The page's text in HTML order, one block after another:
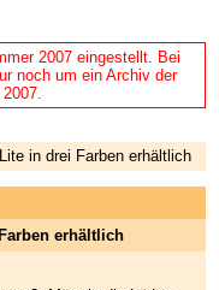
2007 eingestellt. Bei
noch um ein Archiv der
in drei Farben erhältlich
erhältlich